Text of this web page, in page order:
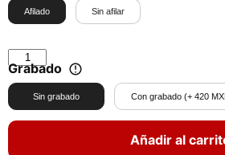
Afilado Sin afilar
Grabado
Sin grabado Con grabado (+ 420
Añadir al